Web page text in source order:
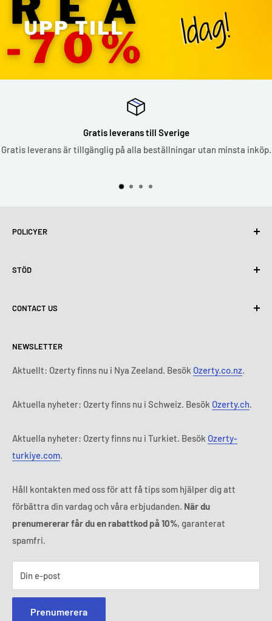
Gratis leverans till Sverige
Gratis leverans är tillgänglig på alla beställningar utan minsta inköp.
POLICYER
Användning av cookies (GDPR)
Leveransvillkor
Betalningsvillkor
Abonnemangets villkor och bestämmelser
STÖD
Kontakta oss
Rättsligt meddelande
FAQ
Ozerty håller dig säker
CONTACT US
Tisdag:9:00 - 18:00
Onsdag:
9:00 - 18:00
Fredag:
9:00 - 18:00
Tl: 010 884 87 30
E-post:
NEWSLETTER
Aktuellt: Ozerty finns nu i Nya Zeeland. Besök Ozerty.co.nz.
Aktuella nyheter: Ozerty finns nu i Schweiz. Besök Ozerty.ch.
Aktuella nyheter: Ozerty finns nu i Turkiet. Besök Ozerty-
turkiye.com.
Håll kontakten med oss för att få tips som hjälper dig att
förbättra din vardag och våra erbjudanden. När du
prenumererar får du en rabattkod på 10%, garanterat
spamfri.
Din e-post
Prenumerera